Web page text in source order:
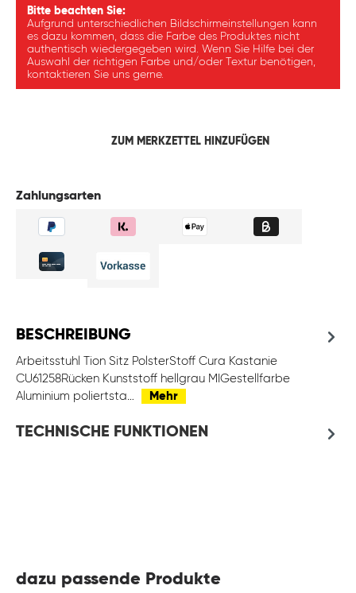
Bitte beachten Sie:
Aufgrund unterschiedlichen Bildschirmeinstellungen kann
es dazu kommen, dass die Farbe des Produktes nicht
authentisch wiedergegeben wird. Wenn Sie Hilfe bei der
Auswahl der richtigen Farbe und/oder Textur benötigen,
kontaktieren Sie uns gerne.
ZUM MERKZETTEL HINZUFÜGEN
Zahlungsarten
BESCHREIBUNG
Arbeitsstuhl Tion Sitz PolsterStoff Cura Kastanie
CU61258Rücken Kunststoff hellgrau MIGestellfarbe
Aluminium poliertsta…
Mehr
TECHNISCHE FUNKTIONEN
dazu passende Produkte